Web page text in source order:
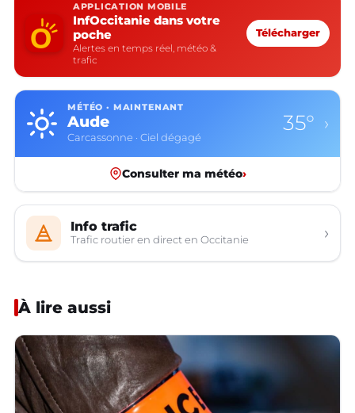
APPLICATION MOBILE
InfOccitanie dans votre
poche
Alertes en temps réel, météo &
trafic
Télécharger
MÉTÉO · MAINTENANT
Aude
Carcassonne · Ciel dégagé
35° ›
Consulter ma météo›
Info trafic
Trafic routier en direct en Occitanie ›
À lire aussi